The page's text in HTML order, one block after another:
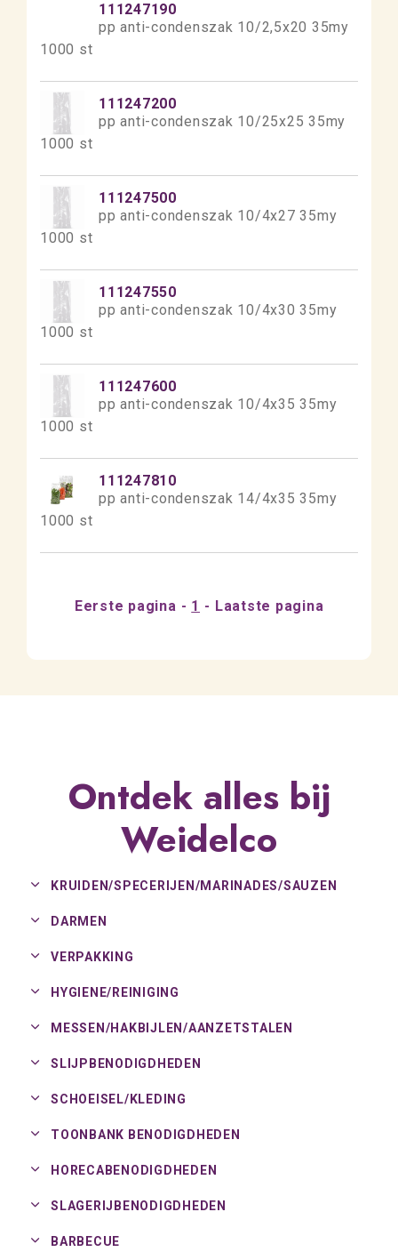
111247190
pp anti-condenszak 10/2,5x20 35my
1000 st
111247200
pp anti-condenszak 10/25x25 35my
1000 st
111247500
pp anti-condenszak 10/4x27 35my
1000 st
111247550
pp anti-condenszak 10/4x30 35my
1000 st
111247600
pp anti-condenszak 10/4x35 35my
1000 st
111247810
pp anti-condenszak 14/4x35 35my
1000 st
Eerste pagina 1 Laatste pagina
Ontdek alles bij
Weidelco
KRUIDEN/SPECERIJEN/MARINADES/SAUZEN
DARMEN
VERPAKKING
HYGIENE/ REINIGING
MESSEN/HAKBIJLEN/AANZETSTALEN
SLIJPBENODIGDHEDEN
SCHOEISEL/ KLEDING
TOONBANK BENODIGDHEDEN
HORECABENODIGDHEDEN
SLAGERIJBENODIGDHEDEN
BARBECUE